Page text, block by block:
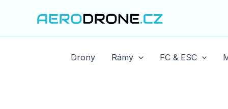
Drony Rámy FC & ESC